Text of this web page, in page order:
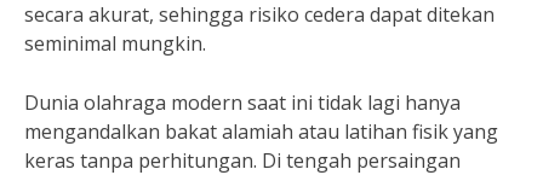
secara akurat, sehingga risiko cedera dapat ditekan
seminimal mungkin.
Dunia olahraga modern saat ini tidak lagi hanya
mengandalkan bakat alamiah atau latihan fisik yang
keras tanpa perhitungan. Di tengah persaingan